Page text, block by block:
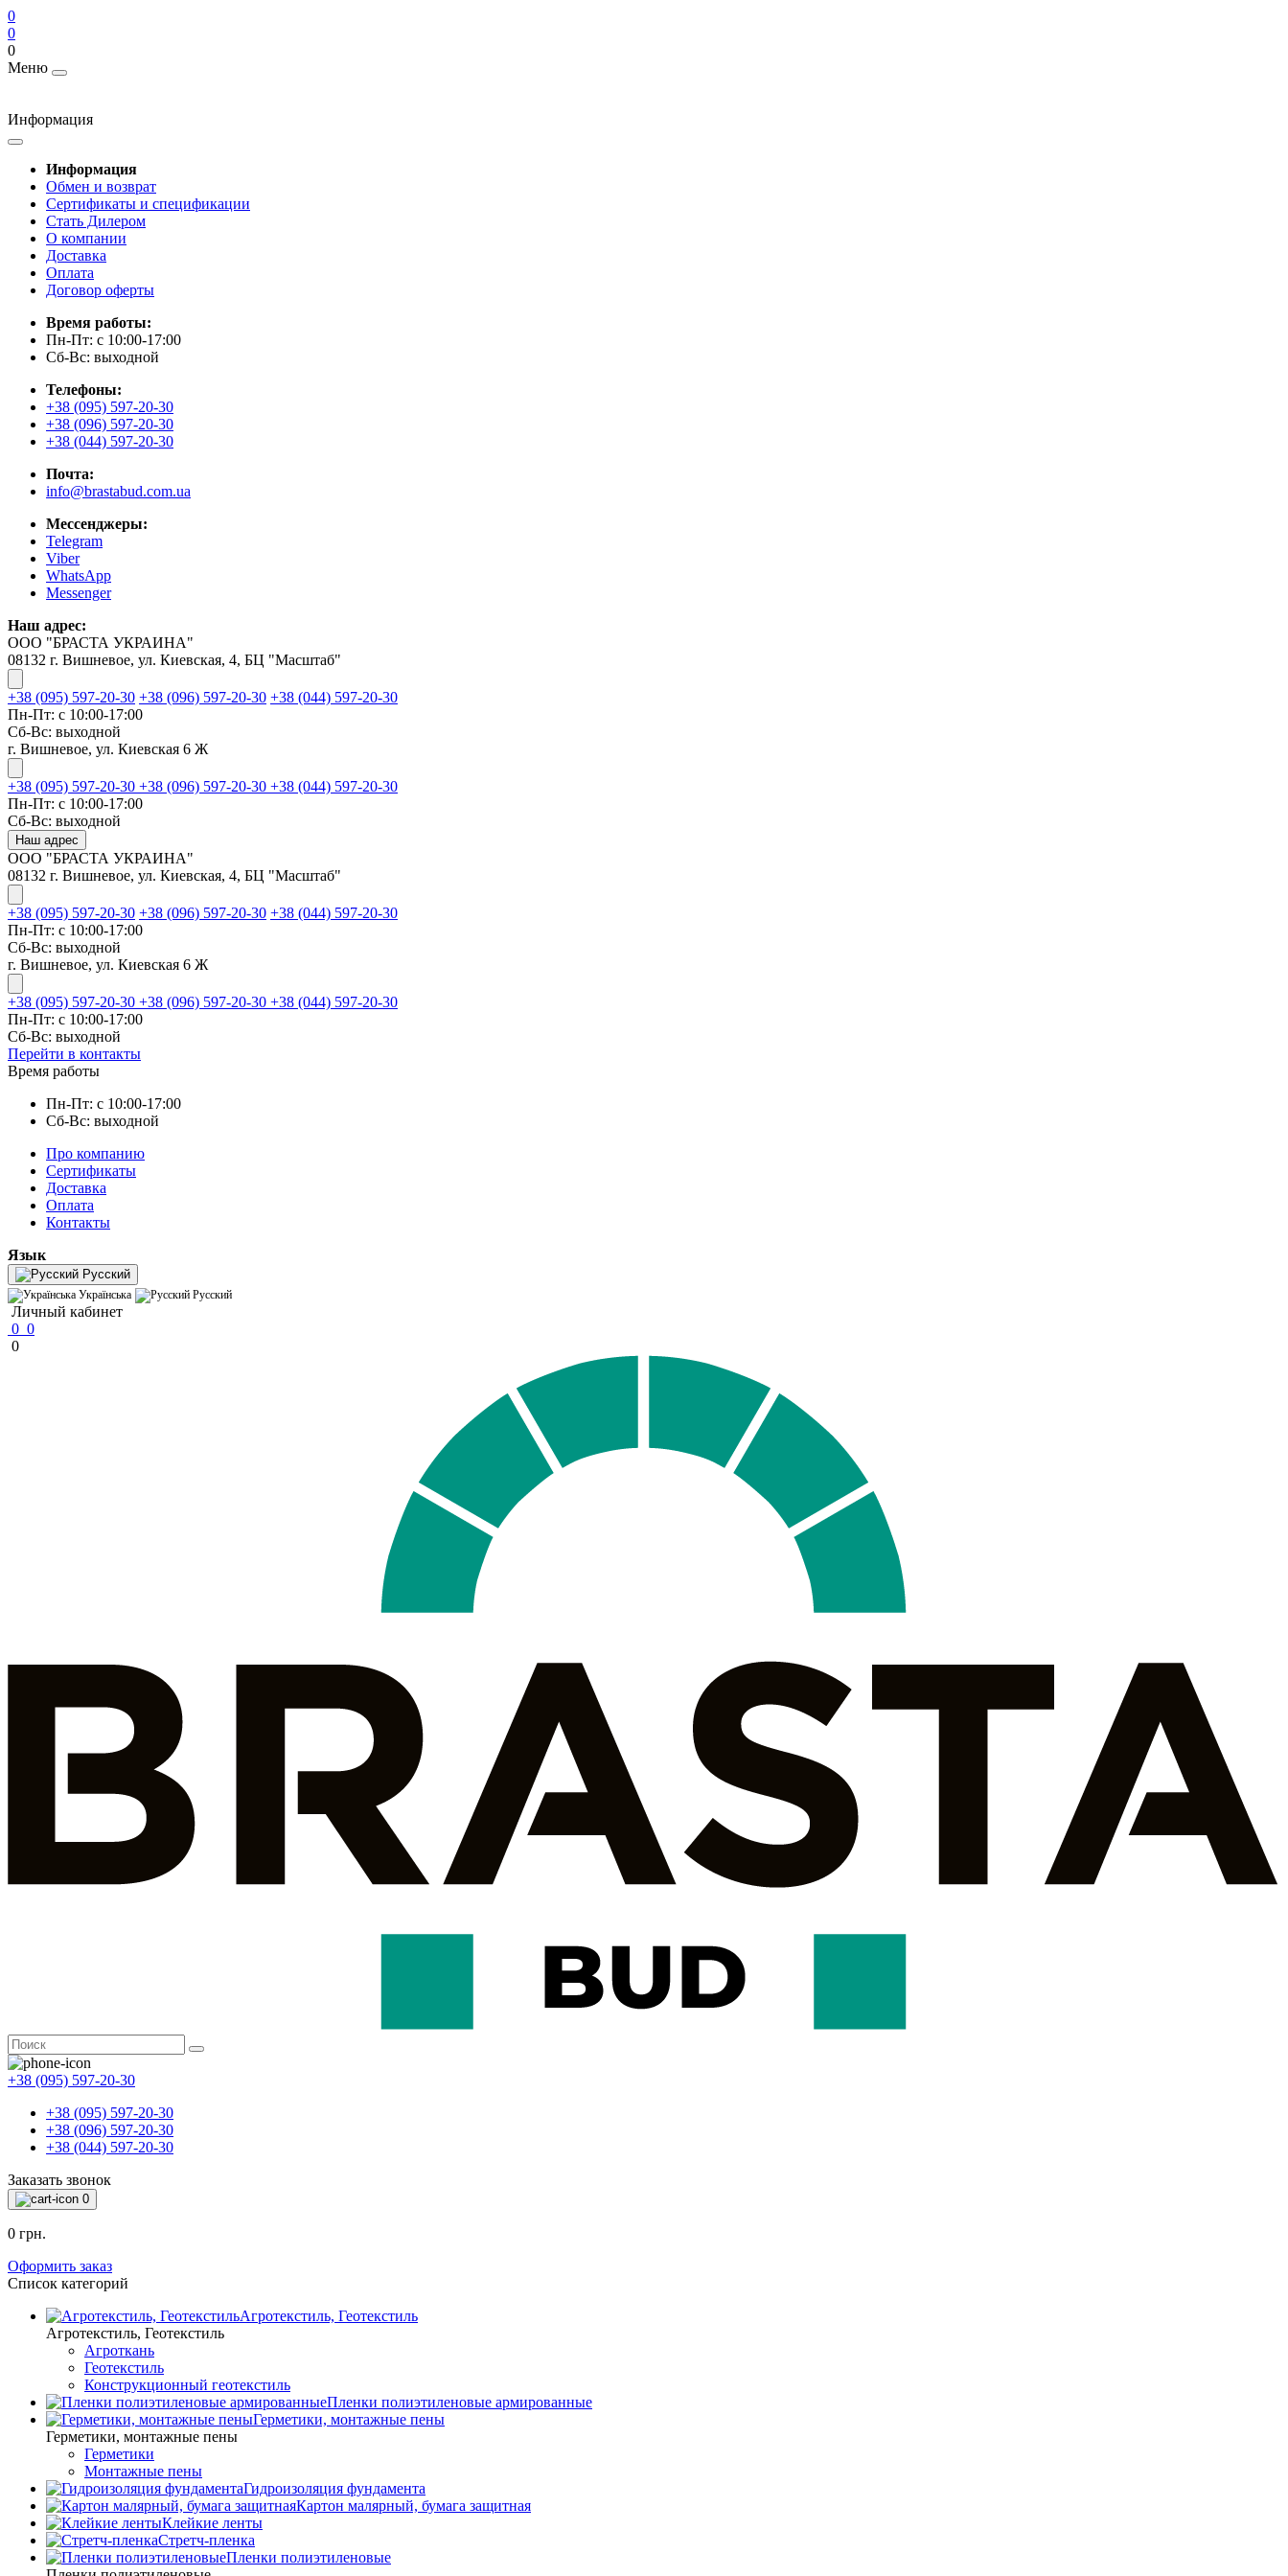
0
0
0
Меню
Информация
Информация
Обмен и возврат
Сертификаты и спецификации
Стать Дилером
О компании
Доставка
Оплата
Договор оферты
Время работы:
Пн-Пт: с 10:00-17:00
Сб-Вс: выходной
Телефоны:
+38 (095) 597-20-30
+38 (096) 597-20-30
+38 (044) 597-20-30
Почта:
info@brastabud.com.ua
Мессенджеры:
Telegram
Viber
WhatsApp
Messenger
Наш адрес:
ООО "БРАСТА УКРАИНА"
08132 г. Вишневое, ул. Киевская, 4, БЦ "Масштаб"
+38 (095) 597-20-30 +38 (096) 597-20-30 +38 (044) 597-20-30
Пн-Пт: с 10:00-17:00
Сб-Вс: выходной
г. Вишневое, ул. Киевская 6 Ж
+38 (095) 597-20-30 +38 (096) 597-20-30 +38 (044) 597-20-30
Пн-Пт: с 10:00-17:00
Сб-Вс: выходной
Наш адрес
ООО "БРАСТА УКРАИНА"
08132 г. Вишневое, ул. Киевская, 4, БЦ "Масштаб"
+38 (095) 597-20-30 +38 (096) 597-20-30 +38 (044) 597-20-30
Пн-Пт: с 10:00-17:00
Сб-Вс: выходной
г. Вишневое, ул. Киевская 6 Ж
+38 (095) 597-20-30 +38 (096) 597-20-30 +38 (044) 597-20-30
Пн-Пт: с 10:00-17:00
Сб-Вс: выходной
Перейти в контакты
Время работы
Пн-Пт: с 10:00-17:00
Сб-Вс: выходной
Про компанию
Сертификаты
Доставка
Оплата
Контакты
Язык
Русский
Українська Русский
Личный кабинет
0 0
0
+38 (095) 597-20-30
+38 (095) 597-20-30
+38 (096) 597-20-30
+38 (044) 597-20-30
Заказать звонок
0
0 грн.
Оформить заказ
Список категорий
Агротекстиль, Геотекстиль
Агротекстиль, Геотекстиль
Агроткань
Геотекстиль
Конструкционный геотекстиль
Пленки полиэтиленовые армированные
Герметики, монтажные пены
Герметики, монтажные пены
Герметики
Монтажные пены
Гидроизоляция фундамента
Картон малярный, бумага защитная
Клейкие ленты
Стретч-пленка
Пленки полиэтиленовые